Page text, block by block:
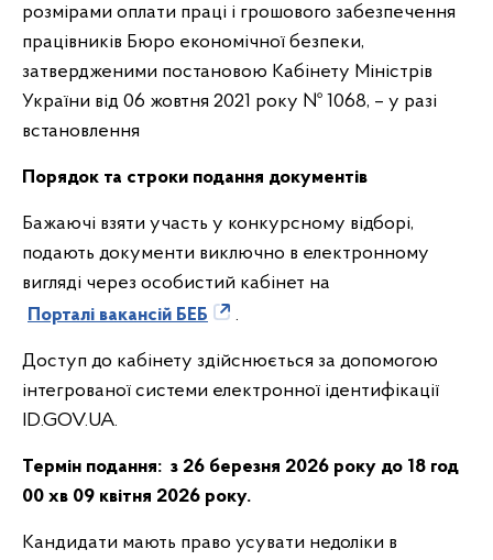
розмірами оплати праці і грошового забезпечення
працівників Бюро економічної безпеки,
затвердженими постановою Кабінету Міністрів
України від 06 жовтня 2021 року № 1068, – у разі
встановлення
Порядок та строки подання документів
Бажаючі взяти участь у конкурсному відборі,
подають документи виключно в електронному
вигляді через особистий кабінет на
Порталі вакансій БЕБ
.
Доступ до кабінету здійснюється за допомогою
інтегрованої системи електронної ідентифікації
ID.GOV.UA.
Термін подання: з 26 березня 2026 року до 18 год
00 хв 09 квітня 2026 року.
Кандидати мають право усувати недоліки в